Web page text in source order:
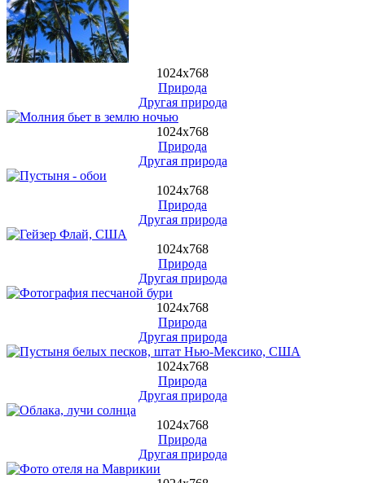
1024х768
Природа
Другая природа
1024х768
Природа
Другая природа
1024х768
Природа
Другая природа
1024х768
Природа
Другая природа
1024х768
Природа
Другая природа
1024х768
Природа
Другая природа
1024х768
Природа
Другая природа